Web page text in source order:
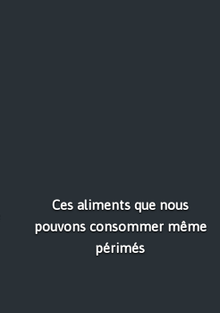
Ces aliments que nous
pouvons consommer même
périmés